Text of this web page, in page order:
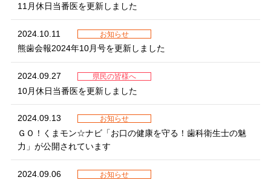
11月休日当番医を更新しました
2024.10.11 お知らせ
熊歯会報2024年10月号を更新しました
2024.09.27 県民の皆様へ
10月休日当番医を更新しました
2024.09.13 お知らせ
ＧＯ！くまモン☆ナビ「お口の健康を守る！歯科衛生士の魅
力」が公開されています
2024.09.06 お知らせ